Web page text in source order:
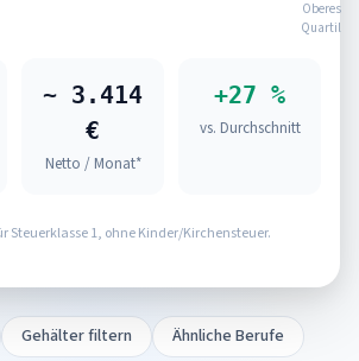
Oberes
Quartil
~ 3.414
€
Netto / Monat*
+27 %
vs. Durchschnitt
Steuerklasse 1, ohne Kinder/Kirchensteuer.
Gehälter filtern Ähnliche Berufe